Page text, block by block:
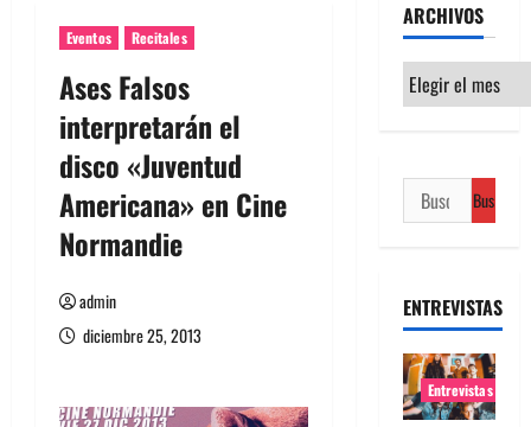
Eventos Recitales
Ases Falsos
interpretarán el
disco «Juventud
Americana» en Cine
Normandie
admin
diciembre 25, 2013
ARCHIVOS
Archivos
Buscar:
ENTREVISTAS
Entrevistas